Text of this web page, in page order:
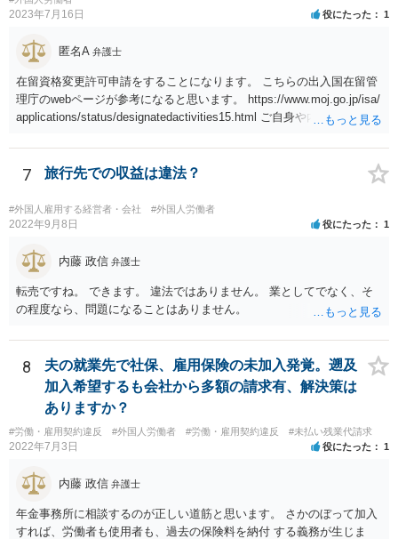
2023年7月16日 役にたった 1
匿名A 弁護士
在留資格変更許可申請をすることになります。 こちらの出入国在留管
理庁のwebページが参考になると思います。 https://www.moj.go.jp/isa/
applications/status/designatedactivities15.html ご自身や内定先企業で
いる弁護士や行政書士に相談されるのが良いです。
7 旅行先での収益は違法？
#外国人雇用する経営者・会社 #外国人労働者
2022年9月8日 役にたった 1
内藤 政信 弁護士
転売ですね。 できます。 違法ではありません。 業としてでなく、そ
の程度なら、問題になることはありません。
8
夫の就業先で社保、雇用保険の未加入発覚。遡及
加入希望するも会社から多額の請求有、解決策は
ありますか？
#労働・雇用契約違反 #外国人労働者 #労働・雇用契約違反 #未払い残業代請求
2022年7月3日 役にたった 1
内藤 政信 弁護士
年金事務所に相談するのが正しい道筋と思います。 さかのぼって加入
すれば、労働者も使用者も、過去の保険料を納付 する義務が生じま